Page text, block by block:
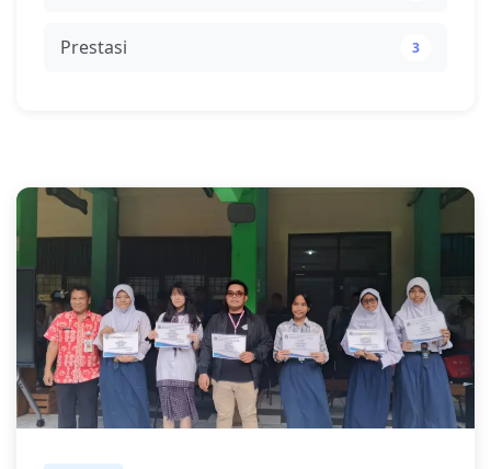
Prestasi 3